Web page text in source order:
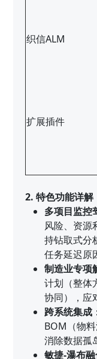
织信ALM
扩展插件
2. 特色功能详解
多项目监控
风险、资源
持钻取式分
任务延迟原
制造业专项
计划（整体
协同），应
跨系统集成
BOM（物
消除数据孤
敏捷-瀑布